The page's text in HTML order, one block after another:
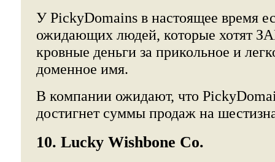
У PickyDomains в настоящее время
ожидающих людей, которые хотят
кровные деньги за прикольное и
доменное имя.
В компании ожидают, что
достигнет суммы продаж на
10. Lucky Wishbone Co.